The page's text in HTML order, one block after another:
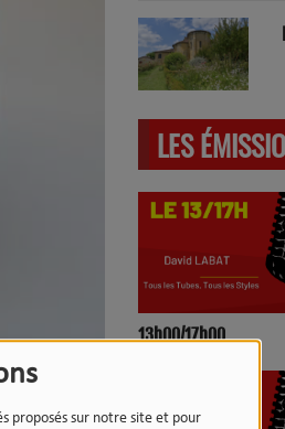
proposés sur notre site et pour
LES
END :
13h00/17h00